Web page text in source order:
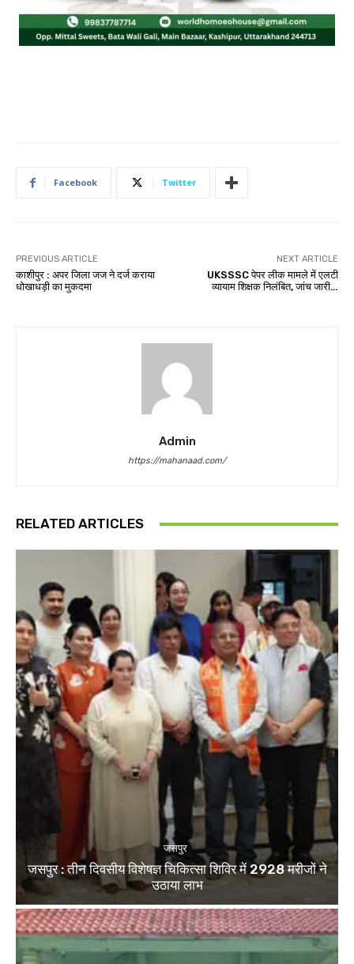
Facebook Twitter
PREVIOUS ARTICLE
काशीपुर : अपर जिला जज ने दर्ज कराया
धोखाधड़ी का मुकदमा
NEXT ARTICLE
UKSSSC पेपर लीक मामले में एलटी
व्यायाम शिक्षक निलंबित, जांच जारी…
Admin
https://mahanaad.com/
RELATED ARTICLES
जसपुर
जसपुर : तीन दिवसीय विशेषज्ञ चिकित्सा शिविर में 2928 मरीजों ने
उठाया लाभ